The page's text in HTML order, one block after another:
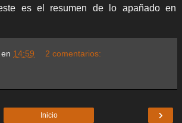
es el resumen de lo apañado en
en 14:59 2 comentarios:
›
Inicio